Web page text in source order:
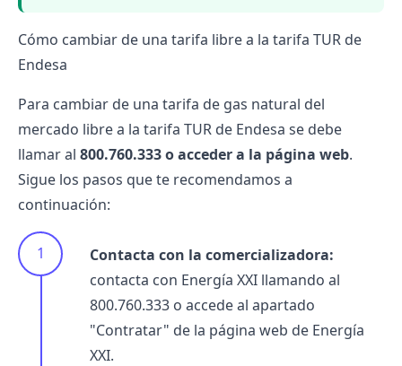
Cómo cambiar de una tarifa libre a la tarifa TUR de
Endesa
Para cambiar de una tarifa de gas natural del
mercado libre a la tarifa TUR de Endesa se debe
llamar al 800.760.333 o acceder a la página web.
Sigue los pasos que te recomendamos a
continuación:
Contacta con la comercializadora:
contacta con Energía XXI llamando al
800.760.333 o accede al apartado
"Contratar" de la página web de Energía
XXI.